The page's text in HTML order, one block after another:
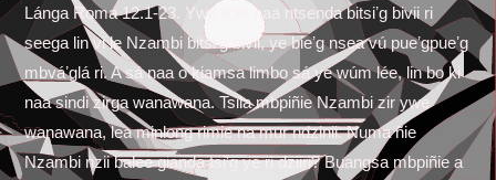
Lánga Roma 12.1-23. Ywa liole naa ntsenda bitsiʼg bivii ri
seega lin vi le Nzambi bitsiʼg bivii, ye bieʼg nsea vú pueʼgpueʼg
mbváʼglá ri. A sá naa o kiamsa limbo sá ye wúm lée, lin bo ki
naa sindi zirga wanawana. Tsila mbpiñie Nzambi zir ywe
wanawana, lea minlong rimie na mur ndzinii. Numa ñie
Nzambi nzii balee gianda tsiʼg ye ri dziiri? Buangsa mbpiñie a